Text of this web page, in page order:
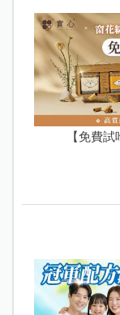
【免費